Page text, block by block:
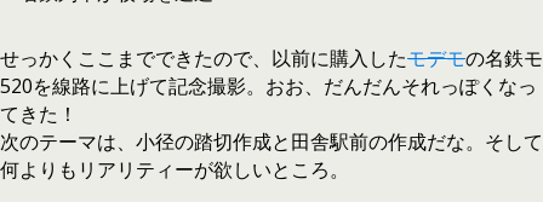
せっかくここまでできたので、以前に購入したモデモの名鉄モ
520を線路に上げて記念撮影。おお、だんだんそれっぽくなっ
てきた！
次のテーマは、小径の踏切作成と田舎駅前の作成だな。そして
何よりもリアリティーが欲しいところ。